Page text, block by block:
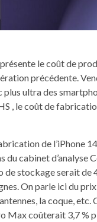
le coût de
précédente.
plus ultra des
, le coût de
de l’iPhone
du cabinet d’analyse
de stockage serait
On parle ici du
la coque, etc.
Max coûterait 3,7 %